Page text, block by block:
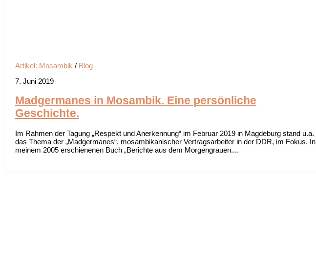
Artikel: Mosambik / Blog
7. Juni 2019
Madgermanes in Mosambik. Eine persönliche
Geschichte.
Im Rahmen der Tagung „Respekt und Anerkennung“ im Februar 2019 in Magdeburg stand u.a.
das Thema der „Madgermanes“, mosambikanischer Vertragsarbeiter in der DDR, im Fokus. In
meinem 2005 erschienenen Buch „Berichte aus dem Morgengrauen....